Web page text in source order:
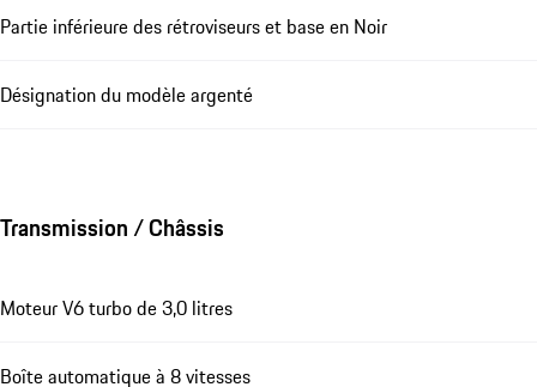
Partie inférieure des rétroviseurs et base en Noir
Désignation du modèle argenté
Transmission / Châssis
Moteur V6 turbo de 3,0 litres
Boîte automatique à 8 vitesses